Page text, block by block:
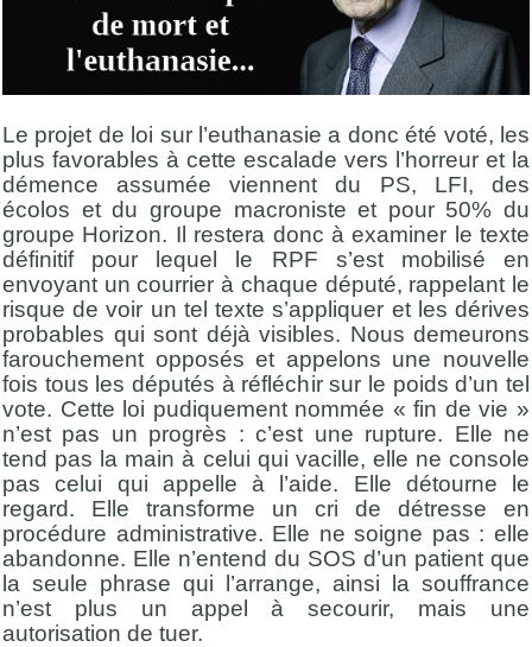
Le projet de loi sur l’euthanasie a donc été voté, les
plus favorables à cette escalade vers l’horreur et la
démence assumée viennent du PS, LFI, des
écolos et du groupe macroniste et pour 50% du
groupe Horizon. Il restera donc à examiner le texte
définitif pour lequel le RPF s’est mobilisé en
envoyant un courrier à chaque député, rappelant le
risque de voir un tel texte s’appliquer et les dérives
probables qui sont déjà visibles. Nous demeurons
farouchement opposés et appelons une nouvelle
fois tous les députés à réfléchir sur le poids d’un tel
vote. Cette loi pudiquement nommée « fin de vie »
n’est pas un progrès : c’est une rupture. Elle ne
tend pas la main à celui qui vacille, elle ne console
pas celui qui appelle à l’aide. Elle détourne le
regard. Elle transforme un cri de détresse en
procédure administrative. Elle ne soigne pas : elle
abandonne. Elle n’entend du SOS d’un patient que
la seule phrase qui l’arrange, ainsi la souffrance
n’est plus un appel à secourir, mais une
autorisation de tuer.